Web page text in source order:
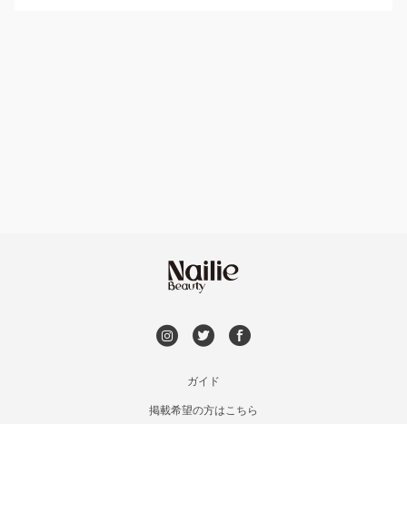
ガイド
掲載希望の方はこちら